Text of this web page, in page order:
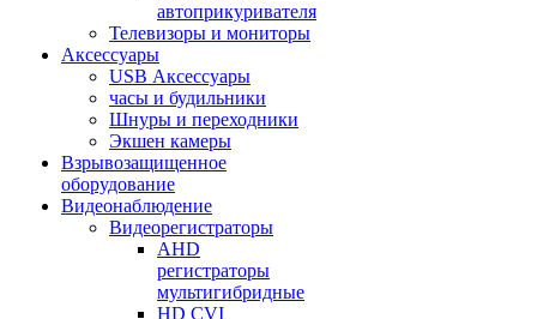
автоприкуривателя
Телевизоры и мониторы
Аксессуары
USB Аксессуары
часы и будильники
Шнуры и переходники
Экшен камеры
Взрывозащищенное
оборудование
Видеонаблюдение
Видеорегистраторы
AHD
регистраторы
мультигибридные
HD CVI